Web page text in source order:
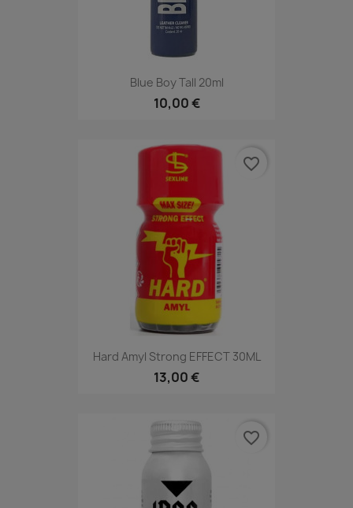
Blue Boy Tall 20ml
10,00 €
Hard Amyl Strong EFFECT 30ML
13,00 €
favorite_border
favorite_border